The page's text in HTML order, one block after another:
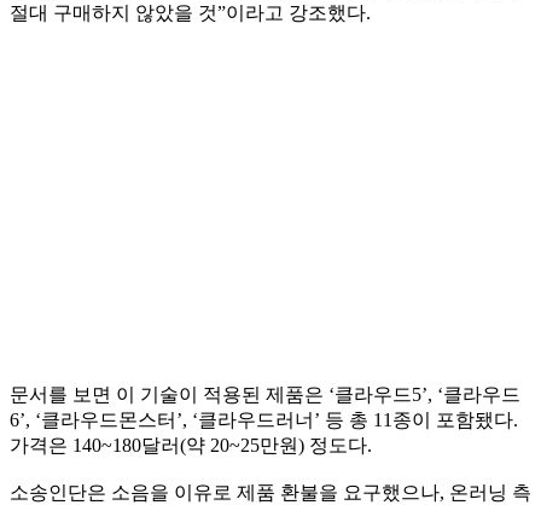
절대 구매하지 않았을 것”이라고 강조했다.
문서를 보면 이 기술이 적용된 제품은 ‘클라우드5’, ‘클라우드
6’, ‘클라우드몬스터’, ‘클라우드러너’ 등 총 11종이 포함됐다.
가격은 140~180달러(약 20~25만원) 정도다.
소송인단은 소음을 이유로 제품 환불을 요구했으나, 온러닝 측